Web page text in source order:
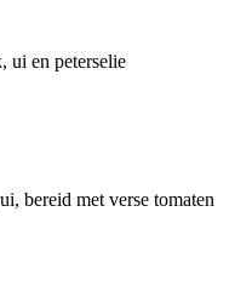
ui en peterselie
bereid met verse tomaten